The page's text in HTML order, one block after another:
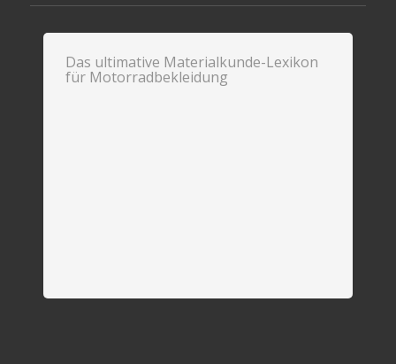
Das ultimative Materialkunde-Lexikon
für Motorradbekleidung